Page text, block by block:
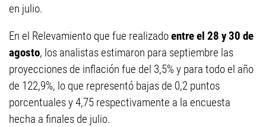
en julio.
En el Relevamiento que fue realizadoentre el 28 y 30 de
agosto, los analistas estimaron para septiembre las
proyecciones de inflación fue del 3,5% y para todo el año
de 122,9%, lo que representó bajas de 0,2 puntos
porcentuales y 4,75 respectivamente a la encuesta
hecha a finales de julio.